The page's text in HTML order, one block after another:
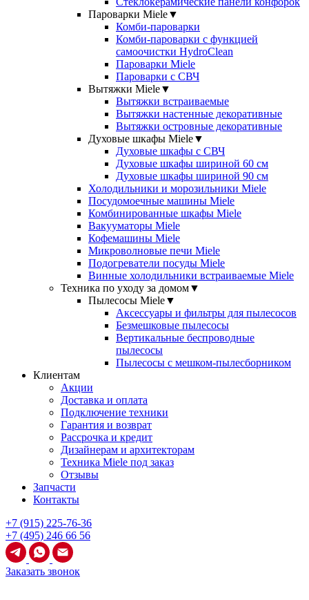
Пароварки Miele▼
Комби-пароварки
Комби-пароварки с функцией
самоочистки HydroClean
Пароварки Miele
Пароварки с СВЧ
Вытяжки Miele▼
Вытяжки встраиваемые
Вытяжки настенные декоративные
Вытяжки островные декоративные
Духовые шкафы Miele▼
Духовые шкафы с СВЧ
Духовые шкафы шириной 60 см
Духовые шкафы шириной 90 см
Холодильники и морозильники Miele
Посудомоечные машины Miele
Комбинированные шкафы Miele
Вакууматоры Miele
Кофемашины Miele
Микроволновые печи Miele
Подогреватели посуды Miele
Винные холодильники встраиваемые Miele
Техника по уходу за домом▼
Пылесосы Miele▼
Аксессуары и фильтры для пылесосов
Безмешковые пылесосы
Вертикальные беспроводные
пылесосы
Пылесосы с мешком-пылесборником
Клиентам
Акции
Доставка и оплата
Подключение техники
Гарантия и возврат
Рассрочка и кредит
Дизайнерам и архитекторам
Техника Miele под заказ
Отзывы
Запчасти
Контакты
+7 (915) 225-76-36
+7 (495) 246 66 56
Заказать звонок